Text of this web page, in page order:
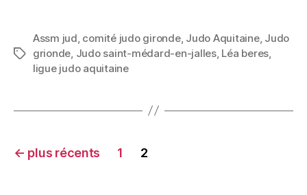
Assm jud, comité judo gironde, Judo Aquitaine, Judo
grionde, Judo saint-médard-en-jalles, Léa beres,
ligue judo aquitaine
← plus récents 1 2